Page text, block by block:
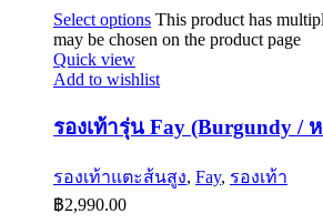
Select options This product has
may be chosen on the product page
Quick view
Add to wishlist
รองเท้ารุ่น Fay (Burgundy /
รองเท้าแตะส้นสูง, Fay, รองเท้า
฿2,990.00